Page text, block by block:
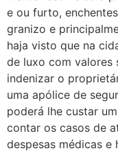
e ou furto,
granizo e
haja visto que na
de luxo com valores
indenizar o
uma apólice de
poderá lhe custar
contar os casos de
despesas médicas e